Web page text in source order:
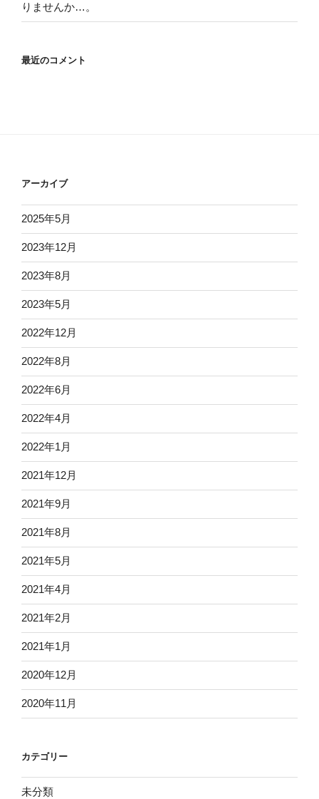
りませんか…。
最近のコメント
アーカイブ
2025年5月
2023年12月
2023年8月
2023年5月
2022年12月
2022年8月
2022年6月
2022年4月
2022年1月
2021年12月
2021年9月
2021年8月
2021年5月
2021年4月
2021年2月
2021年1月
2020年12月
2020年11月
カテゴリー
未分類